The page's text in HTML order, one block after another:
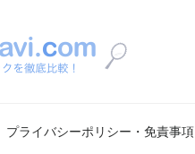
プライバシーポリシー・免責事項